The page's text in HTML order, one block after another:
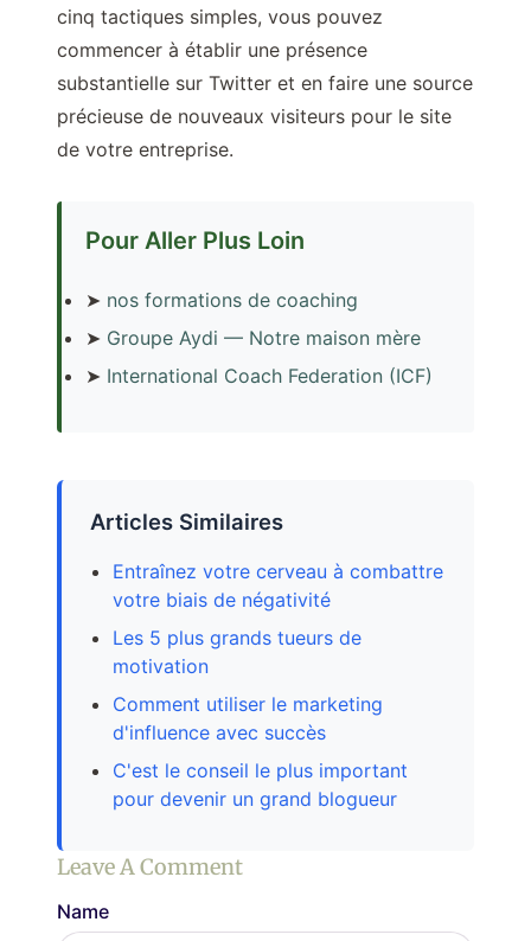
cinq tactiques simples, vous pouvez
commencer à établir une présence
substantielle sur Twitter et en faire une source
précieuse de nouveaux visiteurs pour le site
de votre entreprise.
Pour Aller Plus Loin
➤ nos formations de coaching
➤ Groupe Aydi — Notre maison mère
➤ International Coach Federation (ICF)
Articles Similaires
Entraînez votre cerveau à combattre
votre biais de négativité
Les 5 plus grands tueurs de
motivation
Comment utiliser le marketing
d'influence avec succès
C'est le conseil le plus important
pour devenir un grand blogueur
Leave A Comment
Name